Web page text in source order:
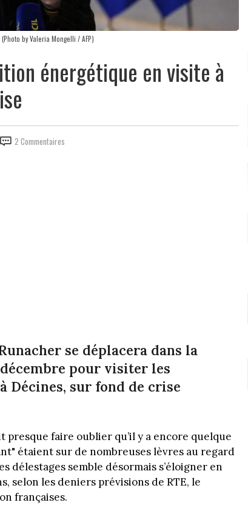
by Valeria Mongelli / AFP)
énergétique en visite à
2 Commentaires
se déplacera dans la
pour visiter les
Décines, sur fond de crise
faire oublier qu’il y a encore quelque
étaient sur de nombreuses lèvres au regard
délestages semble désormais s’éloigner en
selon les deniers prévisions de RTE, le
françaises.